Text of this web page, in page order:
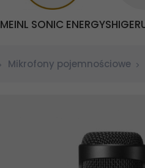
MEINL SONIC ENERGY
Mikrofony pojemnościowe